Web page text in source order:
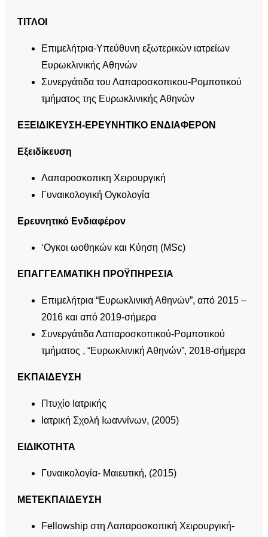
ΤΙΤΛΟΙ
Επιμελήτρια-Υπεύθυνη εξωτερικών ιατρείων
Ευρωκλινικής Αθηνών
Συνεργάτιδα του Λαπαροσκοπικου-Ρομποτικού
τμήματος της Ευρωκλινικής Αθηνών
ΕΞΕΙΔΙΚΕΥΣΗ-ΕΡΕΥΝΗΤΙΚΟ ΕΝΔΙΑΦΕΡΟΝ
Εξειδίκευση
Λαπαροσκοπικη Χειρουργική
Γυναικολογική Ογκολογία
Ερευνητικό Ενδιαφέρον
‘Ογκοι ωοθηκών και Κύηση (MSc)
ΕΠΑΓΓΕΛΜΑΤΙΚΗ ΠΡΟΫΠΗΡΕΣΙΑ
Επιμελήτρια “Ευρωκλινική Αθηνών”, από 2015 –
2016 και από 2019-σήμερα
Συνεργάτιδα Λαπαροσκοπικού-Ρομποτικού
τμήματος , “Ευρωκλινική Αθηνών”, 2018-σήμερα
ΕΚΠΑΙΔΕΥΣΗ
Πτυχίο Ιατρικής
Ιατρική Σχολή Ιωαννίνων, (2005)
ΕΙΔΙΚΟΤΗΤΑ
Γυναικολογία- Μαιευτική, (2015)
ΜΕΤΕΚΠΑΙΔΕΥΣΗ
Fellowship στη Λαπαροσκοπική Χειρουργική-